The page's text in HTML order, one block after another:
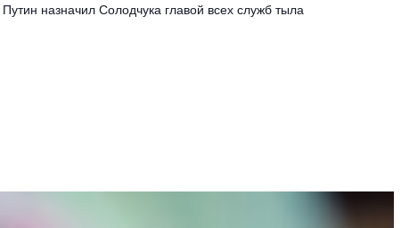
Путин назначил Солодчука главой всех служб тыла